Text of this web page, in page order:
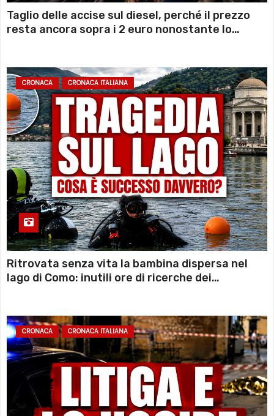
Taglio delle accise sul diesel, perché il prezzo
resta ancora sopra i 2 euro nonostante lo
CRONACA CRONACA ITALIANA
Ritrovata senza vita la bambina dispersa nel
lago di Como: inutili ore di ricerche dei
CRONACA CRONACA ITALIANA